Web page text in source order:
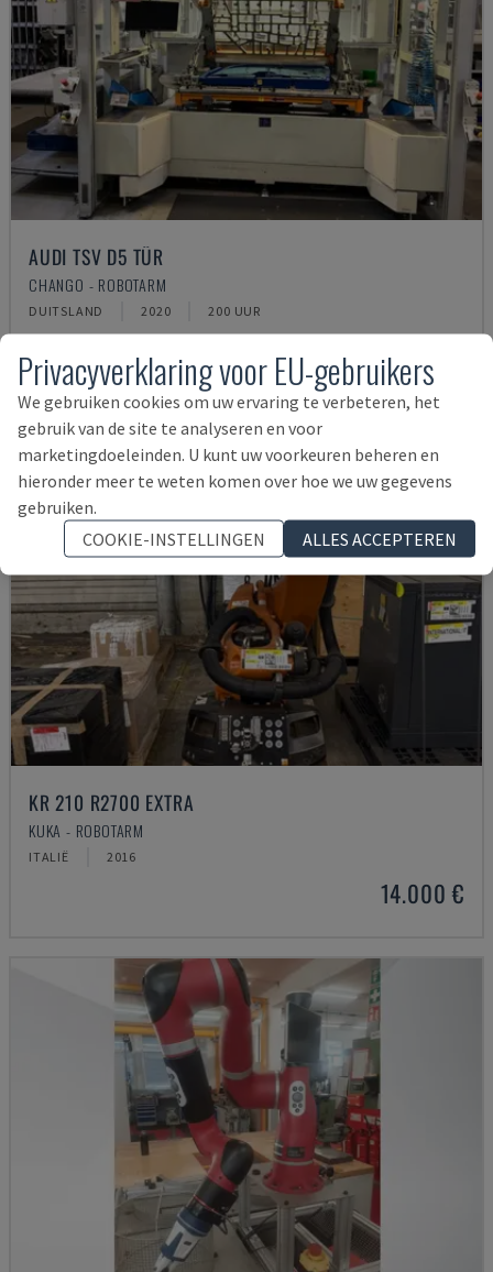
AUDI TSV D5 TÜR
CHANGO - ROBOTARM
DUITSLAND 2020 200 UUR
KR 210 R2700 EXTRA
KUKA - ROBOTARM
ITALIË 2016
14.000 €
Privacyverklaring voor EU-gebruikers
We gebruiken cookies om uw ervaring te verbeteren, het
gebruik van de site te analyseren en voor
marketingdoeleinden. U kunt uw voorkeuren beheren en
hieronder meer te weten komen over hoe we uw gegevens
gebruiken.
COOKIE-INSTELLINGEN
ALLES ACCEPTEREN